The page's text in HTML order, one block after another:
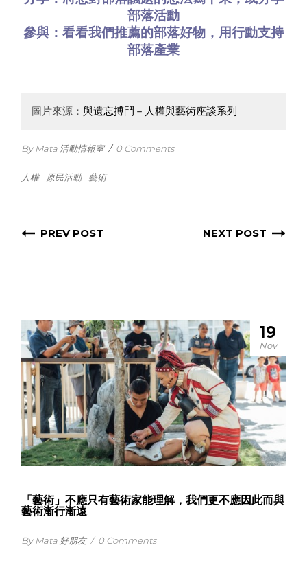
部落活動
參與：看看我們推薦的部落好物，用行動支持
部落產業
圖片來源：與遺忘搏鬥－人權與藝術座談系列
By Mata 活動情報室 / 0 Comments
人權 原民活動 藝術
PREV POST NEXT POST
19
Nov
「藝術」不應只有藝術家能理解，我們更不應因此而與
藝術漸行漸遠
By Mata 好朋友 / 0 Comments